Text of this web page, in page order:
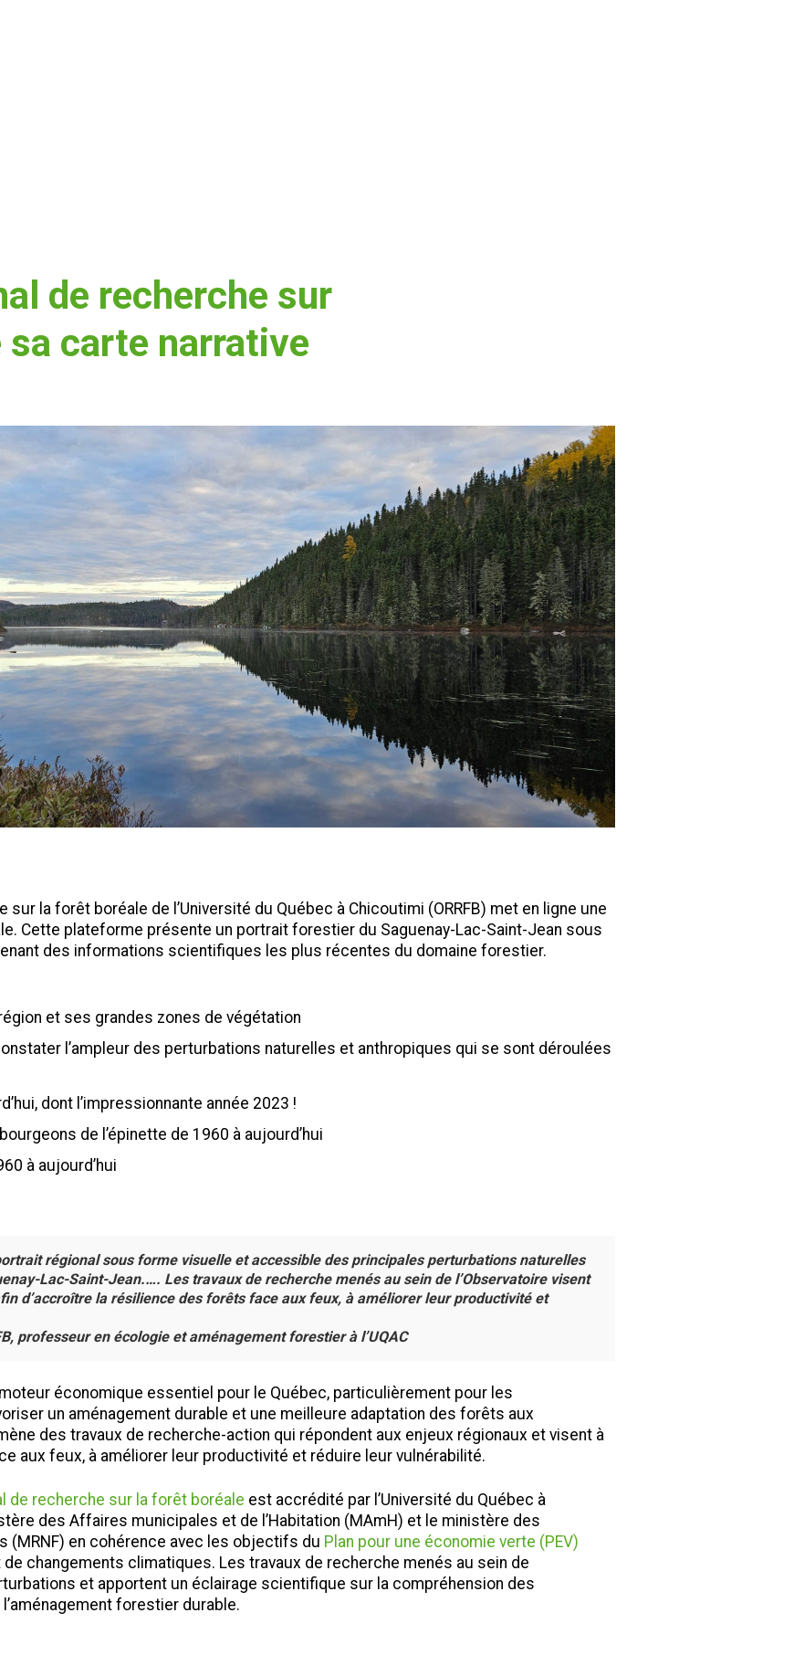
de recherche sur
sa carte narrative
sur la forêt boréale de l’Université du Québec à Chicoutimi (ORRFB) met en ligne une
Cette plateforme présente un portrait forestier du Saguenay-Lac-Saint-Jean sous
des informations scientifiques les plus récentes du domaine forestier.
et ses grandes zones de végétation
l’ampleur des perturbations naturelles et anthropiques qui se sont déroulées
dont l’impressionnante année 2023 !
de l’épinette de 1960 à aujourd’hui
à aujourd’hui
régional sous forme visuelle et accessible des principales perturbations naturelles
Lac-Saint-Jean.…. Les travaux de recherche menés au sein de l’Observatoire visent
d’accroître la résilience des forêts face aux feux, à améliorer leur productivité et
professeur en écologie et aménagement forestier à l’UQAC
économique essentiel pour le Québec, particulièrement pour les
un aménagement durable et une meilleure adaptation des forêts aux
des travaux de recherche-action qui répondent aux enjeux régionaux et visent à
aux feux, à améliorer leur productivité et réduire leur vulnérabilité.
de recherche sur la forêt boréale est accrédité par l’Université du Québec à
des Affaires municipales et de l’Habitation (MAmH) et le ministère des
(MRNF) en cohérence avec les objectifs du Plan pour une économie verte (PEV)
de changements climatiques. Les travaux de recherche menés au sein de
et apportent un éclairage scientifique sur la compréhension des
forestier durable.